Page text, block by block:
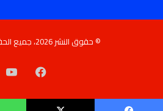
© حقوق النشر 2026، جميع الحقوق محفوظة
فيسبوك